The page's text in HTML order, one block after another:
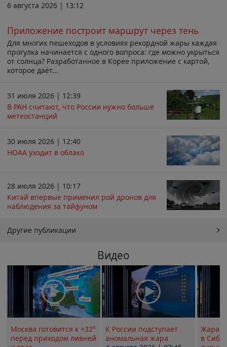
6 августа 2026 | 13:12
Приложение построит маршрут через тень
Для многих пешеходов в условиях рекордной жары каждая
прогулка начинается с одного вопроса: где можно укрыться
от солнца? Разработанное в Корее приложение с картой,
которое даёт...
31 июля 2026 | 12:39
В РАН считают, что России нужно больше
метеостанций
30 июля 2026 | 12:40
НОАА уходит в облако
28 июля 2026 | 10:17
Китай впервые применил рой дронов для
наблюдения за тайфуном
Другие публикации
Видео
Москва готовится к +32°
перед приходом ливней
К России подступает
аномальная жара
Жара в
в